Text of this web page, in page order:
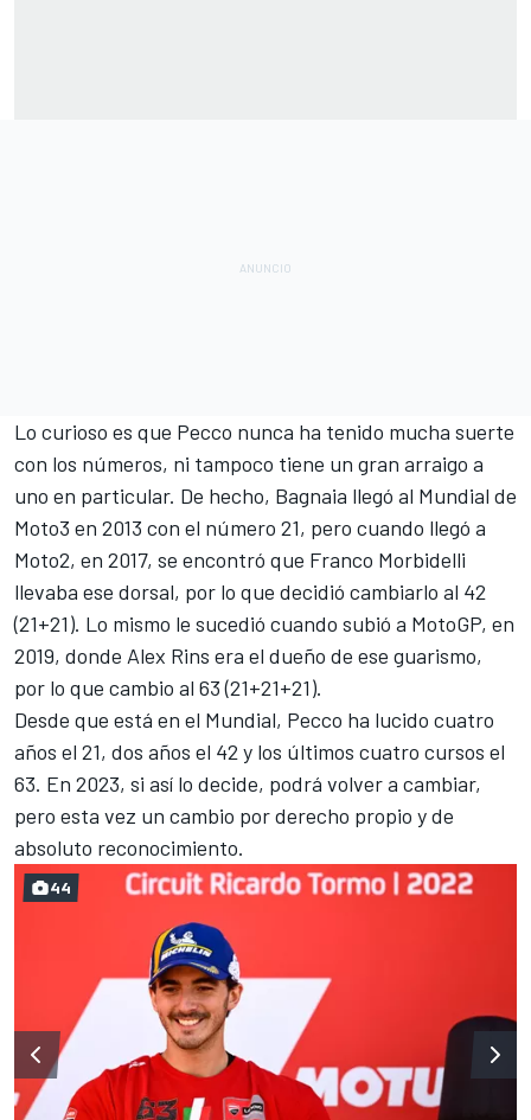
Lo curioso es que Pecco nunca ha tenido mucha suerte
con los números, ni tampoco tiene un gran arraigo a
uno en particular. De hecho, Bagnaia llegó al Mundial de
Moto3 en 2013 con el número 21, pero cuando llegó a
Moto2, en 2017, se encontró que Franco Morbidelli
llevaba ese dorsal, por lo que decidió cambiarlo al 42
(21+21). Lo mismo le sucedió cuando subió a MotoGP, en
2019, donde Alex Rins era el dueño de ese guarismo,
por lo que cambio al 63 (21+21+21).
Desde que está en el Mundial, Pecco ha lucido cuatro
años el 21, dos años el 42 y los últimos cuatro cursos el
63. En 2023, si así lo decide, podrá volver a cambiar,
pero esta vez un cambio por derecho propio y de
absoluto reconocimiento.
44